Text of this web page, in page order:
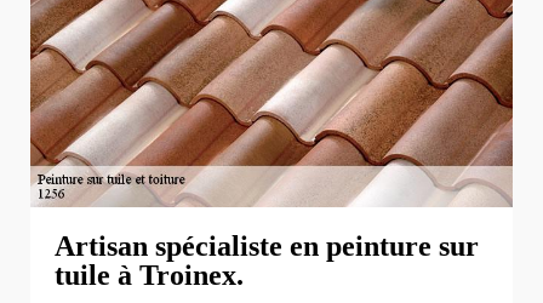
Artisan spécialiste en peinture sur
tuile à Troinex.